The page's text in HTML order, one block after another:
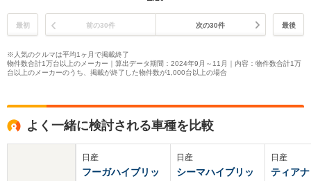
最初 前の30件 次の30件 最後
※人気のクルマは平均1ヶ月で掲載終了
物件数合計1万台以上のメーカー｜算出データ期間：2024年9月～11月｜内容：物件数合計1万
台以上のメーカーのうち、掲載が終了した物件数が1,000台以上の場合
よく一緒に検討される車種を比較
日産
フーガハイブリッ
日産
シーマハイブリッ
日産
ティアナ